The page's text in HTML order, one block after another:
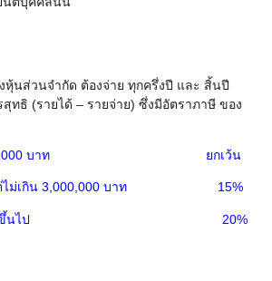
หุ้นส่วนจำกัด ต้องจ่าย ทุกครึ่งปี และ สิ้นปี
ทธิ (รายได้ – รายจ่าย) ซึ่งมีอัตราภาษี ของ
กิน 300,000 บาท ยกเว้น
ท แต่ไม่เกิน 3,000,000 บาท 15%
บาท ขึ้นไป 20%